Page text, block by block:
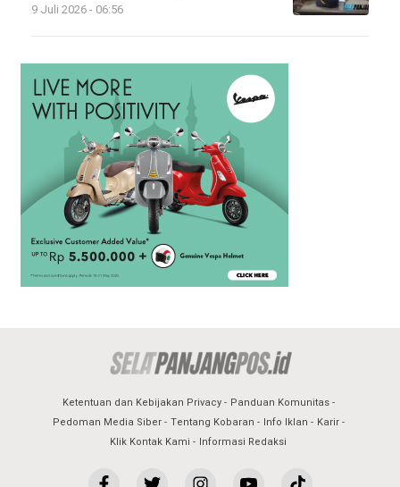
9 Juli 2026 - 06:56
Ketentuan dan Kebijakan Privacy
Panduan Komunitas
Pedoman Media Siber
Tentang Kobaran Info Iklan
Karir
Klik Kontak Kami
Informasi Redaksi